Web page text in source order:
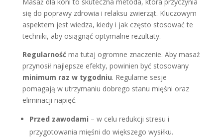
się do poprawy zdrowia i relaksu zwierząt. Kluczowym
aspektem jest wiedza, kiedy i jak często stosować te
techniki, aby osiągnąć optymalne rezultaty.
Regularnośćma tutaj ogromne znaczenie. Aby masaż
przynosił najlepsze efekty, powinien być stosowany
minimum raz w tygodniu. Regularne sesje
pomagają w utrzymaniu dobrego stanu mięśni oraz
eliminacji napięć.
Przed zawodami – w celu redukcji stresu i
przygotowania mięśni do większego wysiłku.